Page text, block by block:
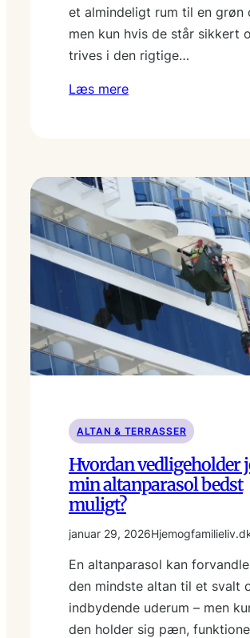
et almindeligt rum til en grøn
men kun hvis de står sikkert
trives i den rigtige…
Læs mere
ALTAN & TERRASSER
Hvordan vedligeholder
min altanparasol bedst
muligt?
januar 29, 2026
En altanparasol kan
den mindste altan til et svalt
indbydende uderum – men
den holder sig pæn,